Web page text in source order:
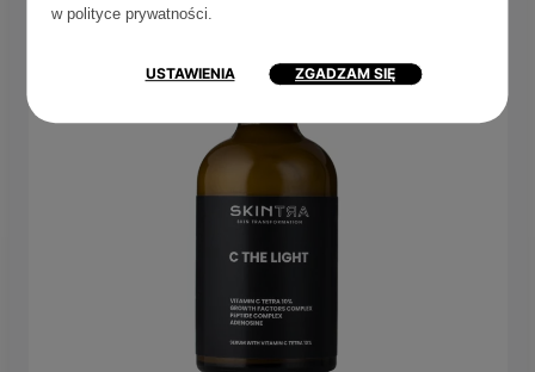
w polityce prywatności.
USTAWIENIA ZGADZAM SIĘ